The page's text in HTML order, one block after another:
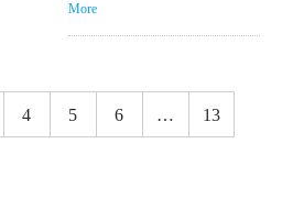
More
4 5 6 … 13